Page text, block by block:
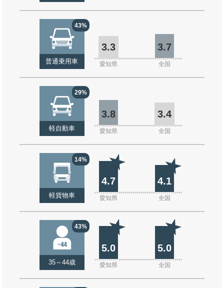
43%
普通乗用車
3.3 3.7
愛知県 全国
29%
軽自動車
3.8 3.4
愛知県 全国
14%
軽貨物車
4.7 4.1
愛知県 全国
43%
35～44歳
5.0 5.0
愛知県 全国